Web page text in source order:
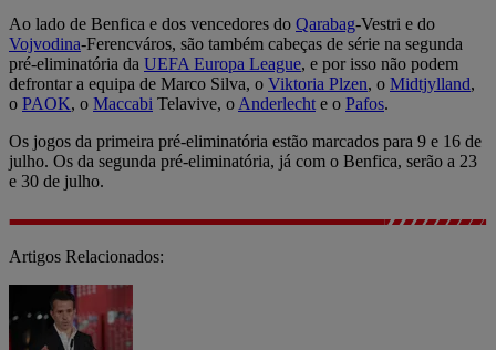
Ao lado de Benfica e dos vencedores do Qarabag-Vestri e do
Vojvodina-Ferencváros, são também cabeças de série na segunda
pré-eliminatória da UEFA Europa League, e por isso não podem
defrontar a equipa de Marco Silva, o Viktoria Plzen, o Midtjylland,
o PAOK, o Maccabi Telavive, o Anderlecht e o Pafos.
Os jogos da primeira pré-eliminatória estão marcados para 9 e 16 de
julho. Os da segunda pré-eliminatória, já com o Benfica, serão a 23
e 30 de julho.
Artigos Relacionados: